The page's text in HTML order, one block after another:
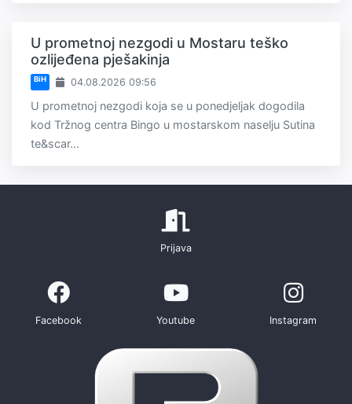
U prometnoj nezgodi u Mostaru teško
ozlijeđena pješakinja
BiH 04.08.2026 09:56
U prometnoj nezgodi koja se u ponedjeljak dogodila
kod Tržnog centra Bingo u mostarskom naselju Sutina
te&scar...
Prijava
Facebook Youtube Instagram